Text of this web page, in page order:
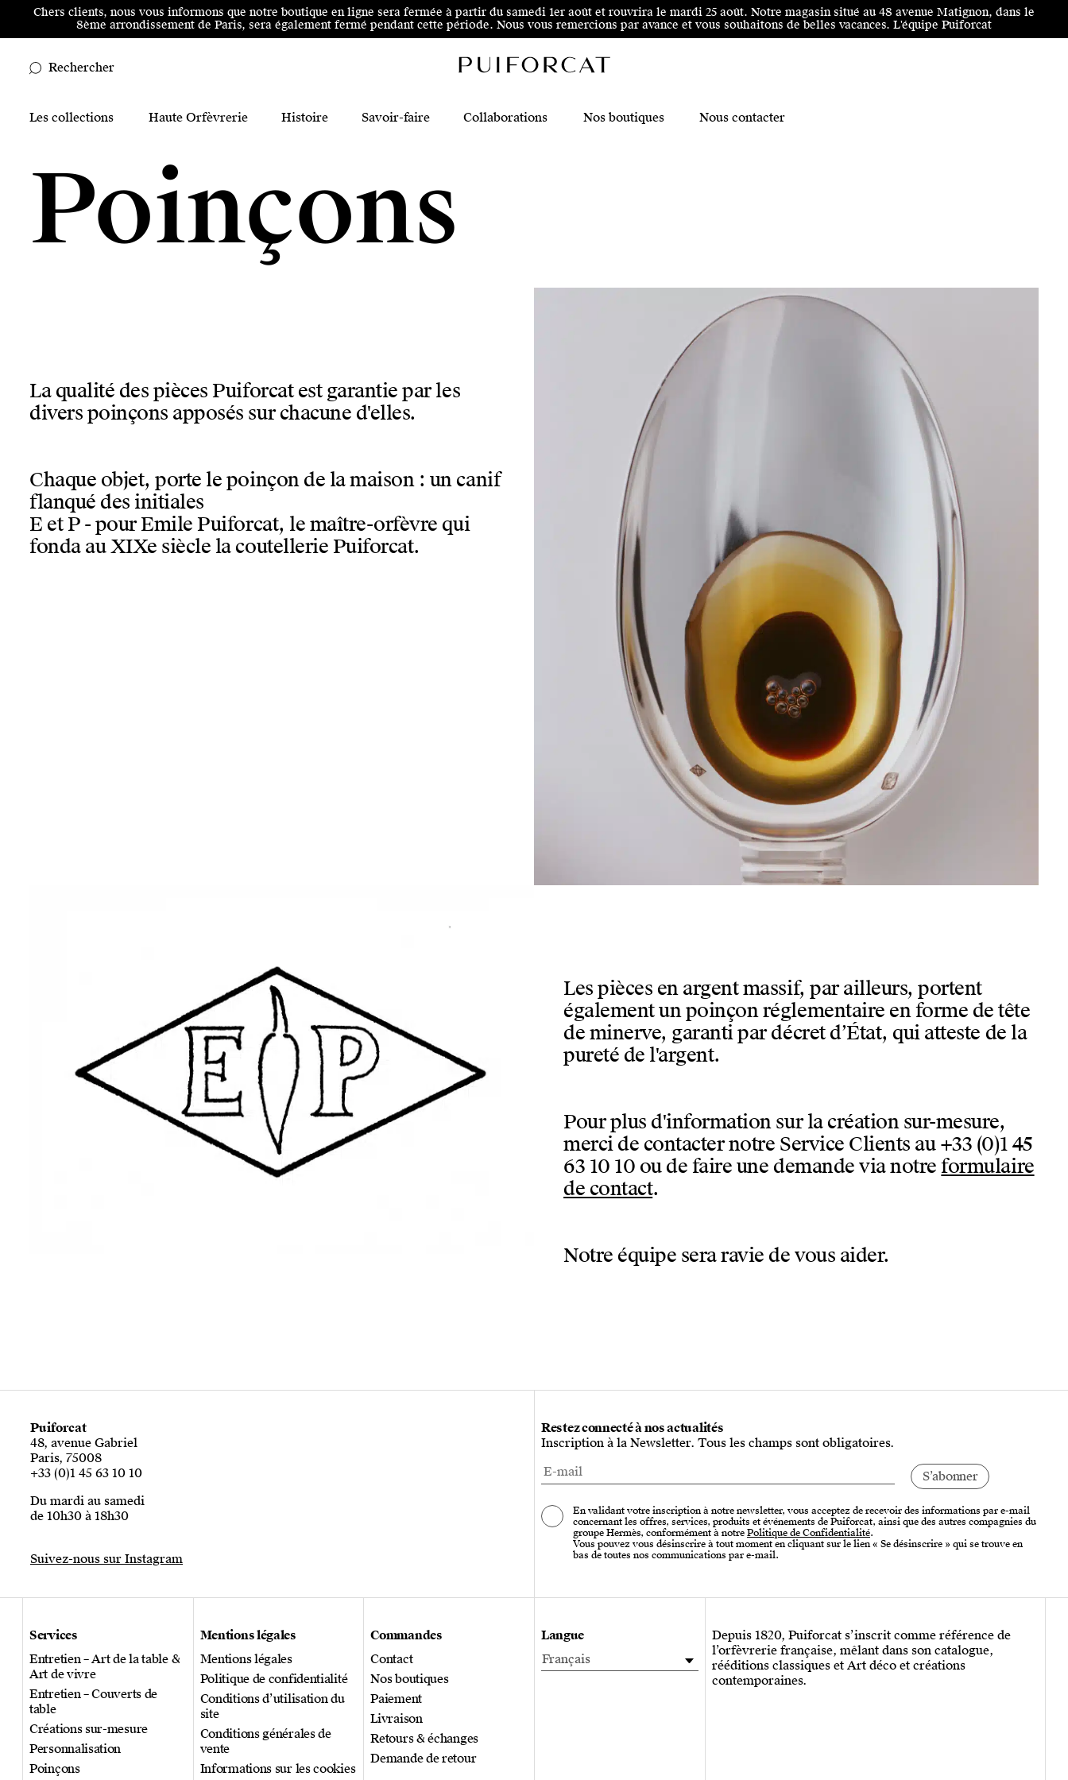
Aller au menu principal Aller au contenu principal Aller au pied de page
Chers clients, nous vous informons que notre boutique en ligne sera fermée à partir du samedi 1er août et rouvrira le mardi 25 août. Notre magasin situé au 48 avenue Matignon, dans le
8ème arrondissement de Paris, sera également fermé pendant cette période. Nous vous remercions par avance et vous souhaitons de belles vacances. L'équipe Puiforcat
Main Mobile Navigation
Rechercher
Main Desktop Navigation
Les collections Haute Orfèvrerie Histoire Savoir-faire Collaborations Nos boutiques Nous contacter
Poinçons
La qualité des pièces Puiforcat est garantie par les
divers poinçons apposés sur chacune d'elles.
Chaque objet, porte le poinçon de la maison : un canif
flanqué des initiales
E et P - pour Emile Puiforcat, le maître-orfèvre qui
fonda au XIXe siècle la coutellerie Puiforcat.
Les pièces en argent massif, par ailleurs, portent
également un poinçon réglementaire en forme de tête
de minerve, garanti par décret d’État, qui atteste de la
pureté de l'argent.
Pour plus d'information sur la création sur-mesure,
merci de contacter notre Service Clients au +33 (0)1 45
63 10 10 ou de faire une demande via notreformulaire
de contact.
Notre équipe sera ravie de vous aider.
Puiforcat
48, avenue Gabriel
Paris, 75008
+33 (0)1 45 63 10 10
Du mardi au samedi
de 10h30 à 18h30
Suivez-nous sur Instagram
Restez connecté à nos actualités
Inscription à la Newsletter. Tous les champs sont obligatoires.
En validant votre inscription à notre newsletter, vous acceptez de recevoir des informations par e-mail
concernant les offres, services, produits et événements de Puiforcat, ainsi que des autres compagnies du
groupe Hermès, conformément à notrePolitique de Confidentialité.
Vous pouvez vous désinscrire à tout moment en cliquant sur le lien « Se désinscrire » qui se trouve en
bas de toutes nos communications par e-mail.
Services
Entretien – Art de la table &
Art de vivre
Entretien – Couverts de
table
Créations sur-mesure
Personnalisation
Poinçons
Mentions légales
Mentions légales
Politique de confidentialité
Conditions d’utilisation du
site
Conditions générales de
vente
Informations sur les cookies
Commandes
Contact
Nos boutiques
Paiement
Livraison
Retours & échanges
Demande de retour
Langue
Français
Depuis 1820, Puiforcat s’inscrit comme référence de
l’orfèvrerie française, mêlant dans son catalogue,
rééditions classiques et Art déco et créations
contemporaines.